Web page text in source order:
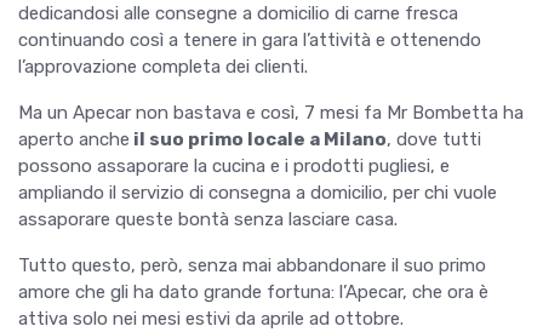
dedicandosi alle consegne a domicilio di carne fresca
continuando così a tenere in gara l’attività e ottenendo
l’approvazione completa dei clienti.
Ma un Apecar non bastava e così, 7 mesi fa Mr Bombetta ha
aperto anche il suo primo locale a Milano, dove tutti
possono assaporare la cucina e i prodotti pugliesi, e
ampliando il servizio di consegna a domicilio, per chi vuole
assaporare queste bontà senza lasciare casa.
Tutto questo, però, senza mai abbandonare il suo primo
amore che gli ha dato grande fortuna: l’Apecar, che ora è
attiva solo nei mesi estivi da aprile ad ottobre.